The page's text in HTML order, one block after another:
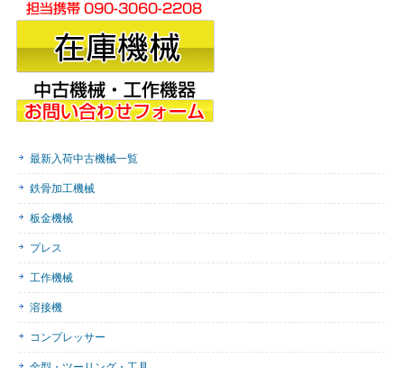
最新入荷中古機械一覧
鉄骨加工機械
板金機械
プレス
工作機械
溶接機
コンプレッサー